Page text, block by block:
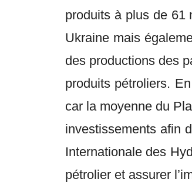
produits à plus de 61
Ukraine mais
des productions des
produits pétroliers.
car la moyenne du
investissements afin
Internationale des
pétrolier et assurer